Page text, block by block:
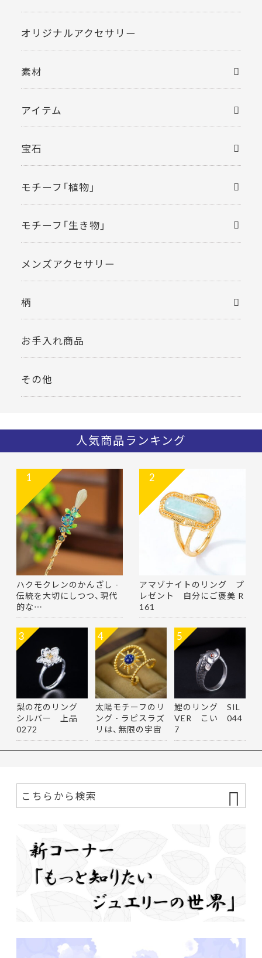
オリジナルアクセサリー
素材
アイテム
宝石
モチーフ「植物」
モチーフ「生き物」
メンズアクセサリー
柄
お手入れ商品
その他
人気商品ランキング
ハクモクレンのかんざし -
伝統を大切にしつつ、現代
的な…
1
アマゾナイトのリング プ
レゼント 自分にご褒美 R
161
2
梨の花のリング
シルバー 上品
0272
3
太陽モチーフのリ
ング - ラピスラズ
リは、無限の宇宙
を思…
4
鯉のリング SIL
VER こい 044
7
5